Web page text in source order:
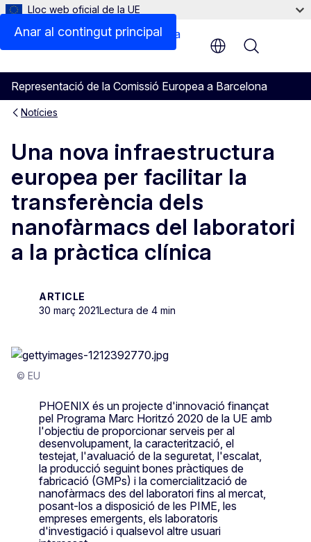
Anar al contingut principal
Lloc web oficial de la UE
Representació de la Comissió Europea a Barcelona
Menu
Notícies
Una nova infraestructura
europea per facilitar la
transferència dels
nanofàrmacs del laboratori
a la pràctica clínica
ARTICLE
30 març 2021Lectura de 4 min
© EU
PHOENIX és un projecte d'innovació finançat
pel Programa Marc Horitzó 2020 de la UE amb
l'objectiu de proporcionar serveis per al
desenvolupament, la caracterització, el
testejat, l'avaluació de la seguretat, l'escalat,
la producció seguint bones pràctiques de
fabricació (GMPs) i la comercialització de
nanofàrmacs des del laboratori fins al mercat,
posant-los a disposició de les PIME, les
empreses emergents, els laboratoris
d'investigació i qualsevol altre usuari